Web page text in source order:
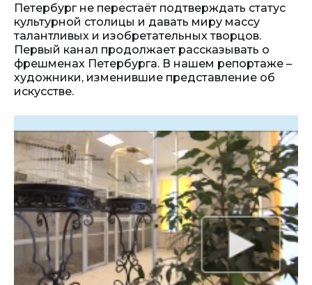
Петербург не перестаёт подтверждать статус
культурной столицы и давать миру массу
талантливых и изобретательных творцов.
Первый канал продолжает рассказывать о
фрешменах Петербурга. В нашем репортаже –
художники, изменившие представление об
искусстве.